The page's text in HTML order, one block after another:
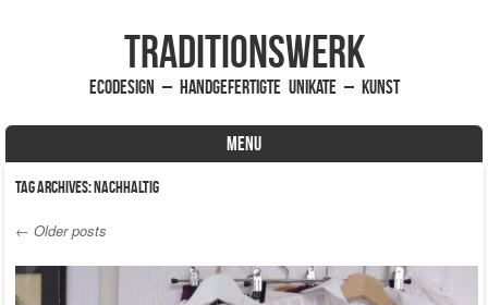
traditionsWerk
EcoDesign – handgefertigte Unikate – Kunst
MENU
Skip to content
Tag Archives:nachhaltig
Post navigation
← Older posts